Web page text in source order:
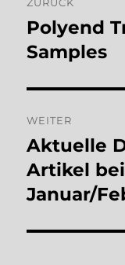
Vorheriger
Beitrag:
Polyend
Samples
WEITER
Nächster
Beitrag:
Aktuelle
Artikel
Januar/